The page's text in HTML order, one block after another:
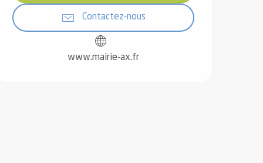
Contactez-nous
www.mairie-ax.fr